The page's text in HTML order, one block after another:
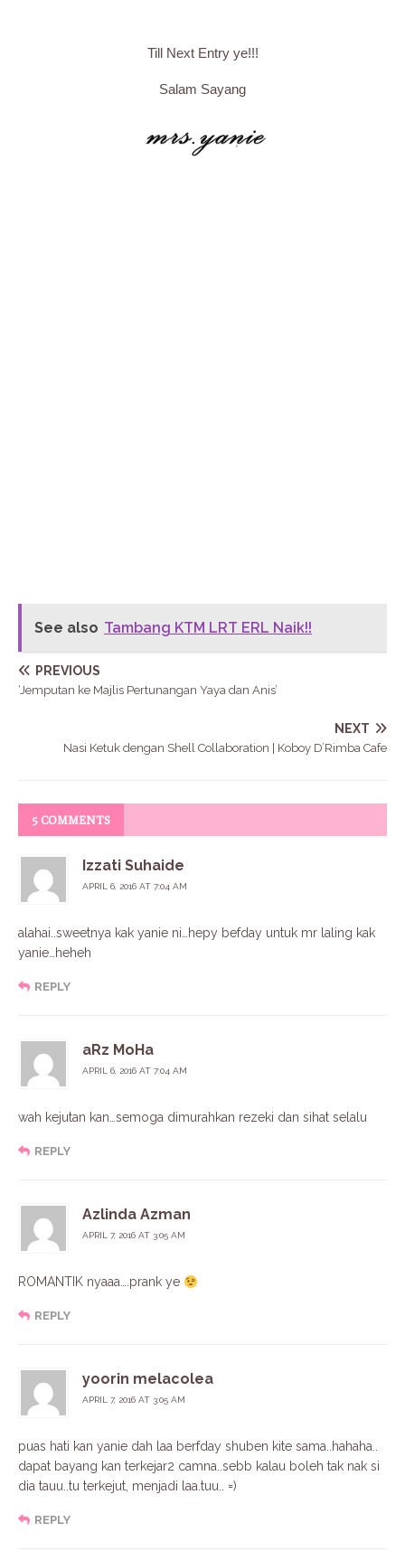
Till Next Entry ye!!!
Salam Sayang
See also Tambang KTM LRT ERL Naik!!
PREVIOUS
‘Jemputan ke Majlis Pertunangan Yaya dan Anis’
NEXT
Nasi Ketuk dengan Shell Collaboration | Koboy D’Rimba Cafe
5 COMMENTS
Izzati Suhaide
APRIL 6, 2016 AT 7:04 AM
alahai..sweetnya kak yanie ni…hepy befday untuk mr laling kak
yanie…heheh
REPLY
aRz MoHa
APRIL 6, 2016 AT 7:04 AM
wah kejutan kan…semoga dimurahkan rezeki dan sihat selalu
REPLY
Azlinda Azman
APRIL 7, 2016 AT 3:05 AM
ROMANTIK nyaaa….prank ye
REPLY
yoorin melacolea
APRIL 7, 2016 AT 3:05 AM
puas hati kan yanie dah laa berfday shuben kite sama..hahaha..
dapat bayang kan terkejar2 camna..sebb kalau boleh tak nak si
dia tauu..tu terkejut, menjadi laa.tuu.. =)
REPLY